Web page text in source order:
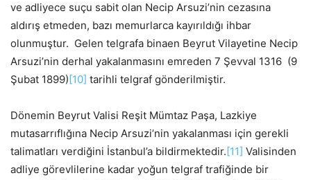
ve adliyece suçu sabit olan Necip Arsuzi’nin cezasına
aldırış etmeden, bazı memurlarca kayırıldığı ihbar
olunmuştur. Gelen telgrafa binaen Beyrut Vilayetine Necip
Arsuzi’nin derhal yakalanmasını emreden 7 Şevval 1316 (9
Şubat 1899) [10] tarihli telgraf gönderilmiştir.
Dönemin Beyrut Valisi Reşit Mümtaz Paşa, Lazkiye
mutasarrıflığına Necip Arsuzi’nin yakalanması için gerekli
talimatları verdiğini İstanbul’a bildirmektedir. [11] Valisinden
adliye görevlilerine kadar yoğun telgraf trafiğinde bir